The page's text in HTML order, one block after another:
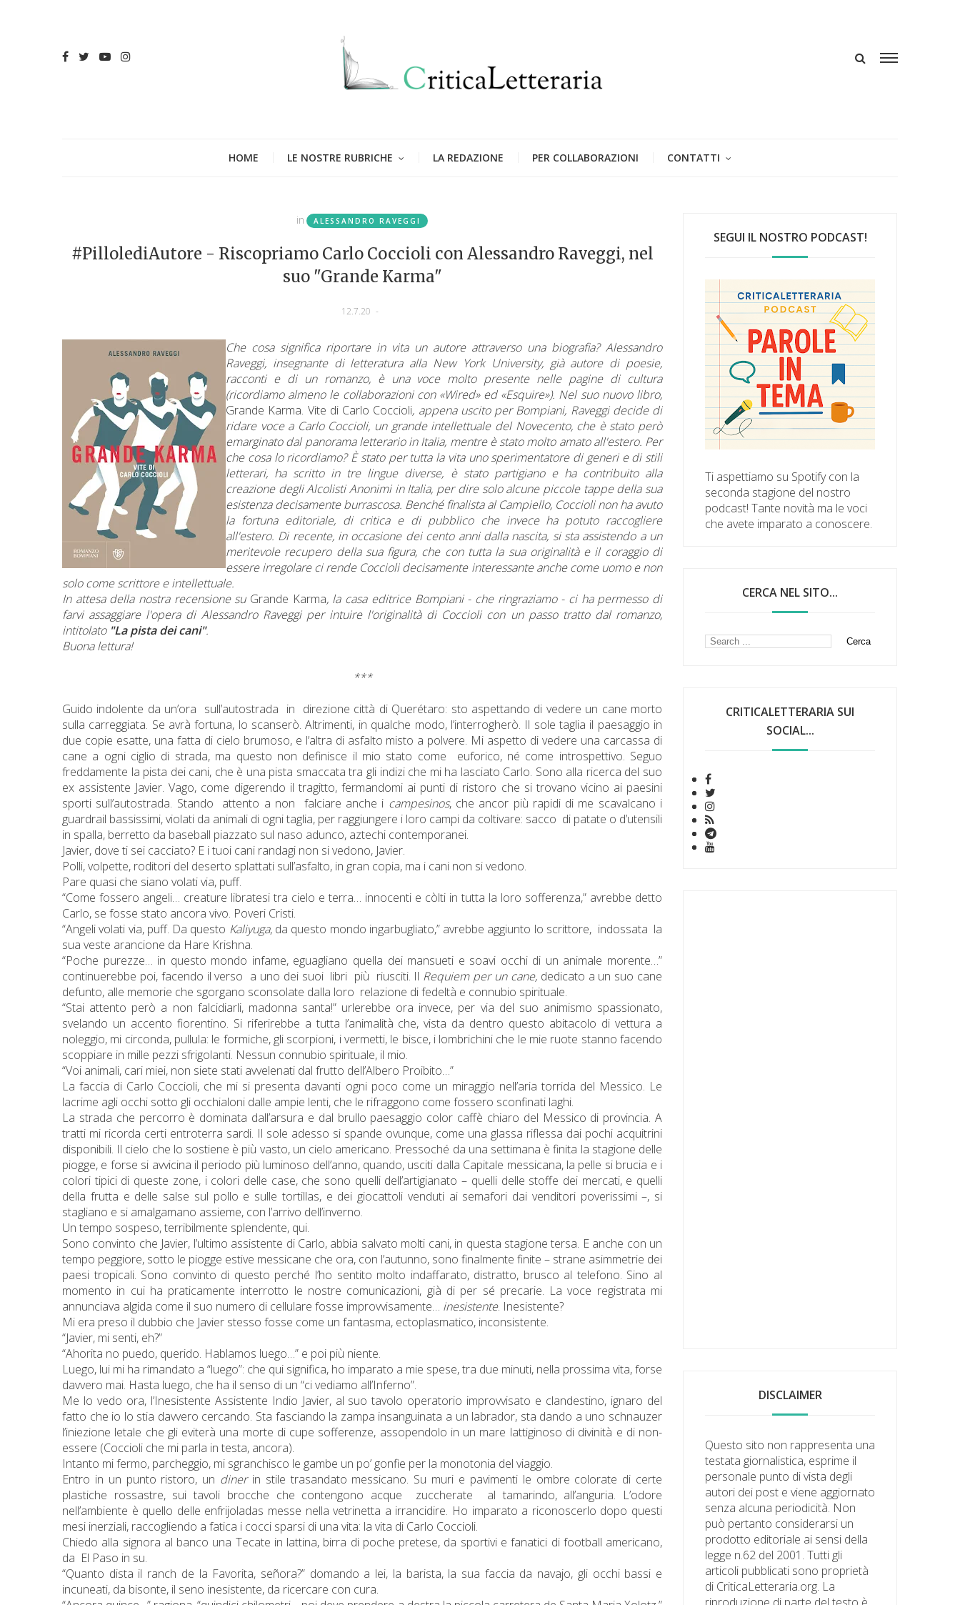
HOME LE NOSTRE RUBRICHE LA REDAZIONE PER COLLABORAZIONI CONTATTI
in ALESSANDRO RAVEGGI
#PillolediAutore - Riscopriamo Carlo Coccioli con Alessandro Raveggi, nel
suo "Grande Karma"
12.7.20 -
Che cosa significa riportare in vita un autore attraverso una biografia? Alessandro
Raveggi, insegnante di letteratura alla New York University, già autore di poesie,
racconti e di un romanzo, è una voce molto presente nelle pagine di cultura
(ricordiamo almeno le collaborazioni con «Wired» ed «Esquire»). Nel suo nuovo libro,
Grande Karma. Vite di Carlo Coccioli, appena uscito per Bompiani, Raveggi decide di
ridare voce a Carlo Coccioli, un grande intellettuale del Novecento, che è stato però
emarginato dal panorama letterario in Italia, mentre è stato molto amato all'estero. Per
che cosa lo ricordiamo? È stato per tutta la vita uno sperimentatore di generi e di stili
letterari, ha scritto in tre lingue diverse, è stato partigiano e ha contribuito alla
creazione degli Alcolisti Anonimi in Italia, per dire solo alcune piccole tappe della sua
esistenza decisamente burrascosa. Benché finalista al Campiello, Coccioli non ha avuto
la fortuna editoriale, di critica e di pubblico che invece ha potuto raccogliere
all'estero. Di recente, in occasione dei cento anni dalla nascita, si sta assistendo a un
meritevole recupero della sua figura, che con tutta la sua originalità e il coraggio di
essere irregolare ci rende Coccioli decisamente interessante anche come uomo e non
solo come scrittore e intellettuale.
In attesa della nostra recensione su Grande Karma, la casa editrice Bompiani - che ringraziamo - ci ha permesso di
farvi assaggiare l'opera di Alessandro Raveggi per intuire l'originalità di Coccioli con un passo tratto dal romanzo,
intitolato "La pista dei cani".
Buona lettura!
***
Guido indolente da un’ora sull’autostrada in direzione città di Querétaro: sto aspettando di vedere un cane morto
sulla carreggiata. Se avrà fortuna, lo scanserò. Altrimenti, in qualche modo, l’interrogherò. Il sole taglia il paesaggio in
due copie esatte, una fatta di cielo brumoso, e l’altra di asfalto misto a polvere. Mi aspetto di vedere una carcassa di
cane a ogni ciglio di strada, ma questo non definisce il mio stato come
euforico, né come introspettivo. Seguo
freddamente la pista dei cani, che è una pista smaccata tra gli indizi che mi ha lasciato Carlo. Sono alla ricerca del suo
ex assistente Javier. Vago, come digerendo il tragitto, fermandomi ai punti di ristoro che si trovano vicino ai paesini
sporti sull’autostrada. Stando attento a non falciare anche i campesinos, che ancor più rapidi di me scavalcano i
guardrail bassissimi, violati da animali di ogni taglia, per raggiungere i loro campi da coltivare: sacco di patate o d’utensili
in spalla, berretto da baseball piazzato sul naso adunco, aztechi contemporanei.
Javier, dove ti sei cacciato? E i tuoi cani randagi non si vedono, Javier.
Polli, volpette, roditori del deserto splattati sull’asfalto, in gran copia, ma i cani non si vedono.
Pare quasi che siano volati via, puff.
“Come fossero angeli… creature libratesi tra cielo e terra… innocenti e còlti in tutta la loro sofferenza,” avrebbe detto
Carlo, se fosse stato ancora vivo. Poveri Cristi.
“Angeli volati via, puff. Da questo Kaliyuga, da questo mondo ingarbugliato,” avrebbe aggiunto lo scrittore, indossata la
sua veste arancione da Hare Krishna.
“Poche purezze… in questo mondo infame, eguagliano quella dei mansueti e soavi occhi di un animale morente…”
continuerebbe poi, facendo il verso a uno dei suoi libri più riusciti. Il Requiem per un cane, dedicato a un suo cane
defunto, alle memorie che sgorgano sconsolate dalla loro relazione di fedeltà e connubio spirituale.
“Stai attento però a non falcidiarli, madonna santa!” urlerebbe ora invece, per via del suo animismo spassionato,
svelando un accento fiorentino. Si riferirebbe a tutta l’animalità che, vista da dentro questo abitacolo di vettura a
noleggio, mi circonda, pullula: le formiche, gli scorpioni, i vermetti, le bisce, i lombrichini che le mie ruote stanno facendo
scoppiare in mille pezzi sfrigolanti. Nessun connubio spirituale, il mio.
“Voi animali, cari miei, non siete stati avvelenati dal frutto dell’Albero Proibito…”
La faccia di Carlo Coccioli, che mi si presenta davanti ogni poco come un miraggio nell’aria torrida del Messico. Le
lacrime agli occhi sotto gli occhialoni dalle ampie lenti, che le rifraggono come fossero sconfinati laghi.
La strada che percorro è dominata dall’arsura e dal brullo paesaggio color caffè chiaro del Messico di provincia. A
tratti mi ricorda certi entroterra sardi. Il sole adesso si spande ovunque, come una glassa riflessa dai pochi acquitrini
disponibili. Il cielo che lo sostiene è più vasto, un cielo americano. Pressoché da una settimana è finita la stagione delle
piogge, e forse si avvicina il periodo più luminoso dell’anno, quando, usciti dalla Capitale messicana, la pelle si brucia e i
colori tipici di queste zone, i colori delle case, che sono quelli dell’artigianato – quelli delle stoffe dei mercati, e quelli
della frutta e delle salse sul pollo e sulle tortillas, e dei giocattoli venduti ai semafori dai venditori poverissimi –, si
stagliano e si amalgamano assieme, con l’arrivo dell’inverno.
Un tempo sospeso, terribilmente splendente, qui.
Sono convinto che Javier, l’ultimo assistente di Carlo, abbia salvato molti cani, in questa stagione tersa. E anche con un
tempo peggiore, sotto le piogge estive messicane che ora, con l’autunno, sono finalmente finite – strane asimmetrie dei
paesi tropicali. Sono convinto di questo perché l’ho sentito molto indaffarato, distratto, brusco al telefono. Sino al
momento in cui ha praticamente interrotto le nostre comunicazioni, già di per sé precarie. La voce registrata mi
annunciava algida come il suo numero di cellulare fosse improvvisamente… inesistente. Inesistente?
Mi era preso il dubbio che Javier stesso fosse come un fantasma, ectoplasmatico, inconsistente.
“Javier, mi senti, eh?”
“Ahorita no puedo, querido. Hablamos luego…” e poi più niente.
Luego, lui mi ha rimandato a “luego”: che qui significa, ho imparato a mie spese, tra due minuti, nella prossima vita, forse
davvero mai. Hasta luego, che ha il senso di un “ci vediamo all’Inferno”.
Me lo vedo ora, l’Inesistente Assistente Indio Javier, al suo tavolo operatorio improvvisato e clandestino, ignaro del
fatto che io lo stia davvero cercando. Sta fasciando la zampa insanguinata a un labrador, sta dando a uno schnauzer
l’iniezione letale che gli eviterà una morte di cupe sofferenze, assopendolo in un mare lattiginoso di divinità e di non-
essere (Coccioli che mi parla in testa, ancora).
Intanto mi fermo, parcheggio, mi sgranchisco le gambe un po’ gonfie per la monotonia del viaggio.
Entro in un punto ristoro, un diner in stile trasandato messicano. Su muri e pavimenti le ombre colorate di certe
plastiche rossastre, sui tavoli brocche che contengono acque
zuccherate
al tamarindo, all’anguria. L’odore
nell’ambiente è quello delle enfrijoladas messe nella vetrinetta a irrancidire. Ho imparato a riconoscerlo dopo questi
mesi inerziali, raccogliendo a fatica i cocci sparsi di una vita: la vita di Carlo Coccioli.
Chiedo alla signora al banco una Tecate in lattina, birra di poche pretese, da sportivi e fanatici di football americano,
da El Paso in su.
“Quanto dista il ranch de la Favorita, señora?” domando a lei, la barista, la sua faccia da navajo, gli occhi bassi e
incuneati, da bisonte, il seno inesistente, da ricercare con cura.
SEGUI IL NOSTRO PODCAST!
Ti aspettiamo su Spotify con la
seconda stagione del nostro
podcast! Tante novità ma le voci
che avete imparato a conoscere.
CERCA NEL SITO...
CRITICALETTERARIA SUI
SOCIAL...
DISCLAIMER
Questo sito non rappresenta una
testata giornalistica, esprime il
personale punto di vista degli
autori dei post e viene aggiornato
senza alcuna periodicità. Non
può pertanto considerarsi un
prodotto editoriale ai sensi della
legge n.62 del 2001. Tutti gli
articoli pubblicati sono proprietà
di CriticaLetteraria.org. La
riproduzione di parte del testo è